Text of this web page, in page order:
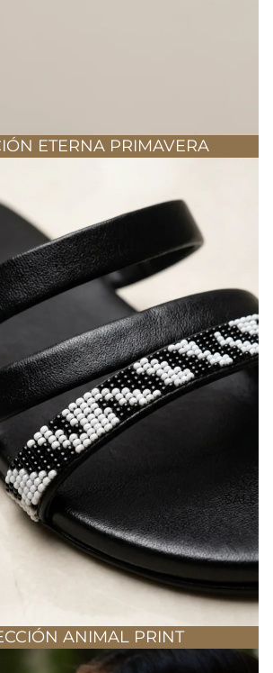
SALE
ETERNA PRIMAVERA
ANIMAL PRINT